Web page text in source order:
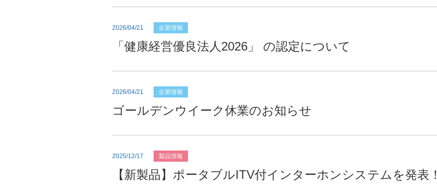
2026/04/21 企業情報
「健康経営優良法人2026」 の認定について
2026/04/21 企業情報
ゴールデンウイーク休業のお知らせ
2025/12/17 製品情報
【新製品】ポータブルITV付インターホンシステムを発表！